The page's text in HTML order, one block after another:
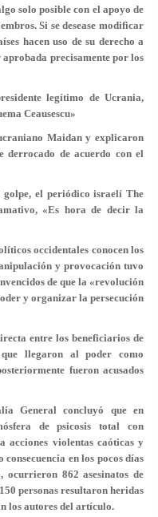
solo posible con el apoyo de
Si se desease modificar
hacen uso de su derecho a
precisamente por los
legítimo de Ucrania,
Ceausescu»
Maidan y explicaron
derrocado de acuerdo con el
el periódico israelí The
«Es hora de decir la
occidentales conocen los
y provocación tuvo
de que la «revolución
y organizar la persecución
entre los beneficiarios de
llegaron al poder como
fueron acusados
General concluyó que en
de psicosis total con
acciones violentas caóticas y
en los pocos días
ocurrieron 862 asesinatos de
personas resultaron heridas
los autores del artículo.